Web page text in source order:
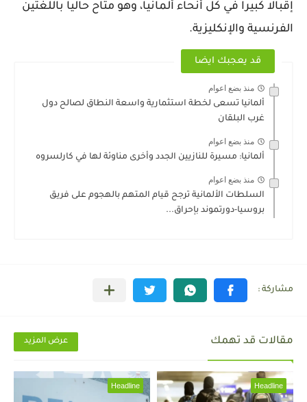
إقبالا كبيرا في كل أنحاء ألمانيا، وهو متاح حاليا باللغتين
الفرنسية والإنكليزية.
قد يعجبك ايضا
منذ بضع اعوام
ألمانيا تسعى لخطة استثمارية واسعة النطاق لصالح دول
غرب البلقان
منذ بضع اعوام
ألمانيا: مسيرة للنازيين الجدد وأخرى مناوئة لها في كارلسروه
منذ بضع اعوام
السلطات الألمانية ترجح قيام المتهم بالهجوم على فريق
بروسيا-دورتموند بإحراق...
مقالات قد تهمك عرض المزيد
Headline
Headline